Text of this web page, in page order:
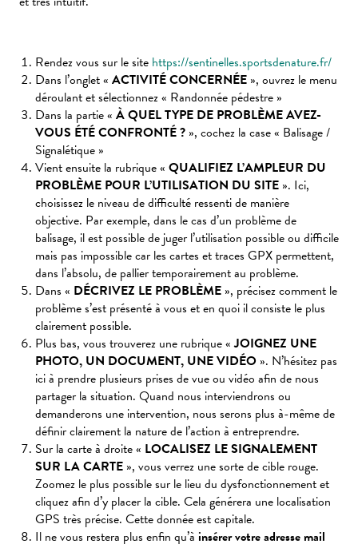
Rendez vous sur le site https://sentinelles.sportsdenature.fr/
Dans l’onglet « ACTIVITÉ CONCERNÉE », ouvrez le menu
déroulant et sélectionnez « Randonnée pédestre »
Dans la partie « À QUEL TYPE DE PROBLÈME AVEZ-
VOUS ÉTÉ CONFRONTÉ ? », cochez la case « Balisage /
Signalétique »
Vient ensuite la rubrique « QUALIFIEZ L’AMPLEUR DU
PROBLÈME POUR L’UTILISATION DU SITE ». Ici,
choisissez le niveau de difficulté ressenti de manière
objective. Par exemple, dans le cas d’un problème de
balisage, il est possible de juger l’utilisation possible ou difficile
mais pas impossible car les cartes et traces GPX permettent,
dans l’absolu, de pallier temporairement au problème.
Dans « DÉCRIVEZ LE PROBLÈME », précisez comment le
problème s’est présenté à vous et en quoi il consiste le plus
clairement possible.
Plus bas, vous trouverez une rubrique «JOIGNEZ UNE
PHOTO, UN DOCUMENT, UNE VIDÉO ». N’hésitez pas
ici à prendre plusieurs prises de vue ou vidéo afin de nous
partager la situation. Quand nous interviendrons ou
demanderons une intervention, nous serons plus à-même de
définir clairement la nature de l’action à entreprendre.
Sur la carte à droite « LOCALISEZ LE SIGNALEMENT
SUR LA CARTE », vous verrez une sorte de cible rouge.
Zoomez le plus possible sur le lieu du dysfonctionnement et
cliquez afin d’y placer la cible. Cela générera une localisation
GPS très précise. Cette donnée est capitale.
Il ne vous restera plus enfin qu’à insérer votre adresse mail